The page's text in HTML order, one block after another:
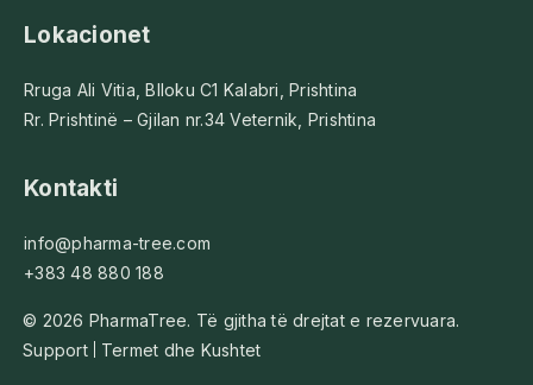
Lokacionet
Rruga Ali Vitia, Blloku C1 Kalabri, Prishtina
Rr. Prishtinë – Gjilan nr.34 Veternik, Prishtina
Kontakti
info@pharma-tree.com
+383 48 880 188
© 2026 PharmaTree. Të gjitha të drejtat e rezervuara.
Support
Termet dhe Kushtet